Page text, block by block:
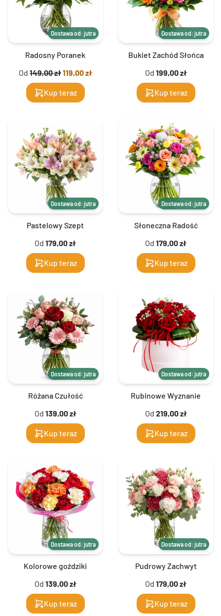
Dostawa od: jutra
Radosny Poranek
Od149,00 zł119,00 zł
Kup teraz
Dostawa od: jutra
Bukiet Zachód Słońca
Od 199,00 zł
Kup teraz
Dostawa od: jutra
Pastelowy Szept
Od 179,00 zł
Kup teraz
Dostawa od: jutra
Słoneczna Radość
Od 179,00 zł
Kup teraz
Dostawa od: jutra
Różana Czułość
Od 139,00 zł
Kup teraz
Dostawa od: jutra
Rubinowe Wyznanie
Od 219,00 zł
Kup teraz
Dostawa od: jutra
Kolorowe goździki
Od 139,00 zł
Kup teraz
Dostawa od: jutra
Pudrowy Zachwyt
Od 179,00 zł
Kup teraz